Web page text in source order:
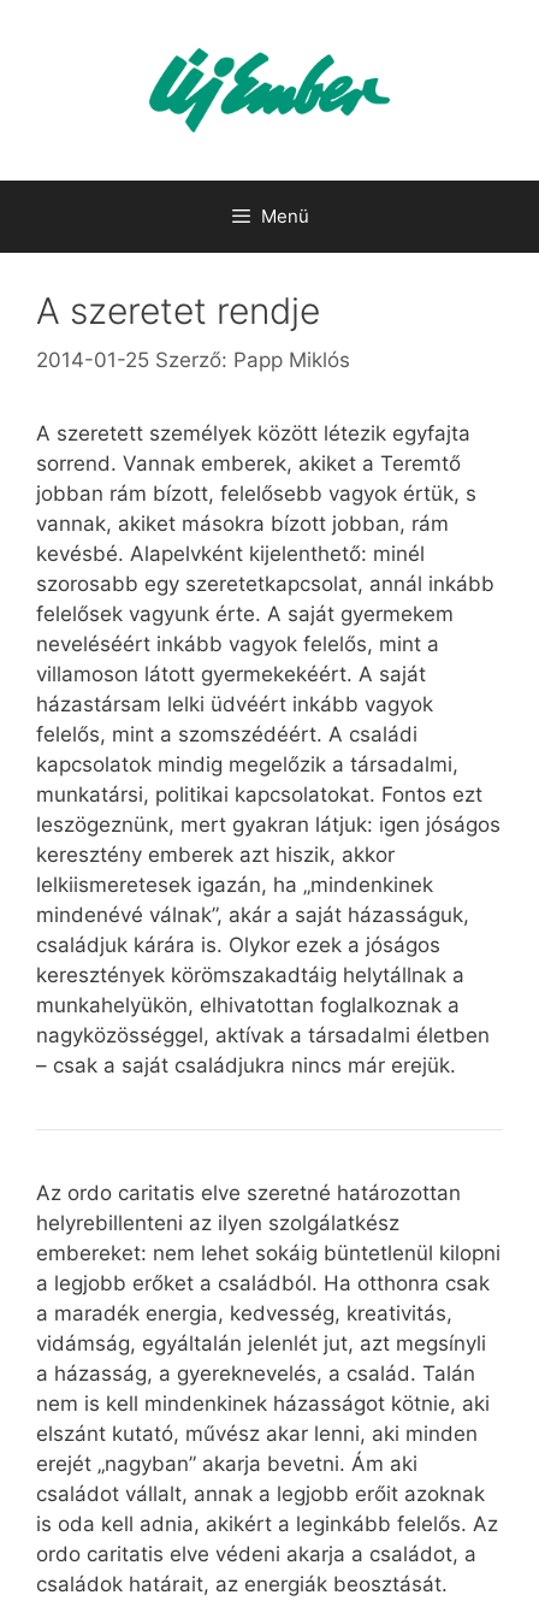
Menü
A szeretet rendje
2014-01-25 Szerző: Papp Miklós
A szeretett személyek között létezik egyfajta
sorrend. Vannak emberek, akiket a Teremtő
jobban rám bízott, felelősebb vagyok értük, s
vannak, akiket másokra bízott jobban, rám
kevésbé. Alapelvként kijelenthető: minél
szorosabb egy szeretetkapcsolat, annál inkább
felelősek vagyunk érte. A saját gyermekem
neveléséért inkább vagyok felelős, mint a
villamoson látott gyermekekéért. A saját
házastársam lelki üdvéért inkább vagyok
felelős, mint a szomszédéért. A családi
kapcsolatok mindig megelőzik a társadalmi,
munkatársi, politikai kapcsolatokat. Fontos ezt
leszögeznünk, mert gyakran látjuk: igen jóságos
keresztény emberek azt hiszik, akkor
lelkiismeretesek igazán, ha „mindenkinek
mindenévé válnak”, akár a saját házasságuk,
családjuk kárára is. Olykor ezek a jóságos
keresztények körömszakadtáig helytállnak a
munkahelyükön, elhivatottan foglalkoznak a
nagyközösséggel, aktívak a társadalmi életben
– csak a saját családjukra nincs már erejük.
Az ordo caritatis elve szeretné határozottan
helyrebillenteni az ilyen szolgálatkész
embereket: nem lehet sokáig büntetlenül kilopni
a legjobb erőket a családból. Ha otthonra csak
a maradék energia, kedvesség, kreativitás,
vidámság, egyáltalán jelenlét jut, azt megsínyli
a házasság, a gyereknevelés, a család. Talán
nem is kell mindenkinek házasságot kötnie, aki
elszánt kutató, művész akar lenni, aki minden
erejét „nagyban” akarja bevetni. Ám aki
családot vállalt, annak a legjobb erőit azoknak
is oda kell adnia, akikért a leginkább felelős. Az
ordo caritatis elve védeni akarja a családot, a
családok határait, az energiák beosztását.